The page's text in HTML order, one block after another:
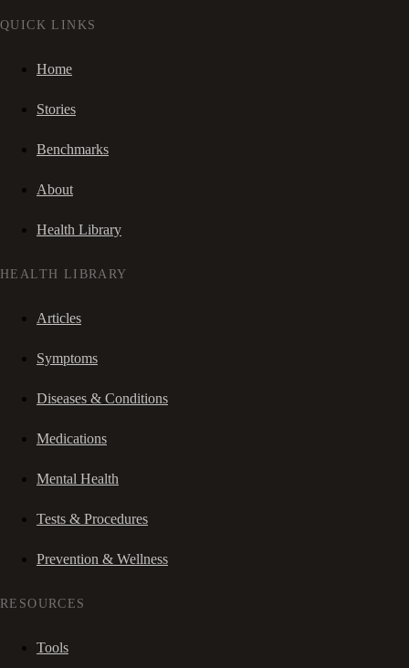
QUICK LINKS
Home
Stories
Benchmarks
About
Health Library
HEALTH LIBRARY
Articles
Symptoms
Diseases & Conditions
Medications
Mental Health
Tests & Procedures
Prevention & Wellness
RESOURCES
Tools